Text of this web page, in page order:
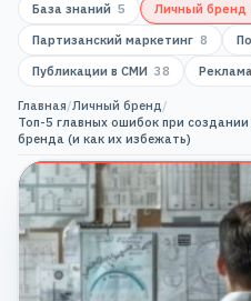
База знаний 5 Личный бренд
Партизанский маркетинг 8
Публикации в СМИ 38
Главная/Личный бренд/
Топ-5 главных ошибок при создании
бренда (и как их избежать)